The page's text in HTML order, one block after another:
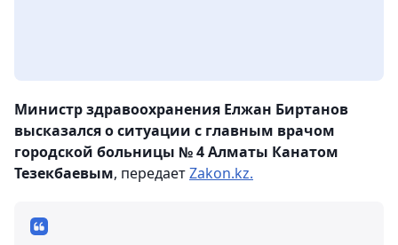
Министр здравоохранения Елжан Биртанов
высказался о ситуации с главным врачом
городской больницы № 4 Алматы Канатом
Тезекбаевым, передаетZakon.kz.